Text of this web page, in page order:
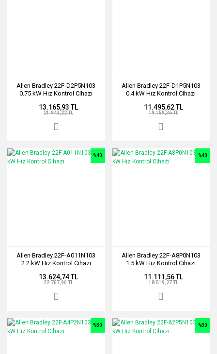
Allen Bradley 22F-D2P5N103
0.75 kW Hız Kontrol Cihazı
13.165,93 TL
21.943,22 TL
Allen Bradley 22F-D1P5N103
0.4 kW Hız Kontrol Cihazı
11.495,62 TL
19.159,36 TL
Allen Bradley 22F-A011N103
2.2 kW Hız Kontrol Cihazı
%40
13.624,74 TL
22.707,90 TL
Allen Bradley 22F-A8P0N103
1.5 kW Hız Kontrol Cihazı
%40
11.111,56 TL
18.519,27 TL
%30 %30